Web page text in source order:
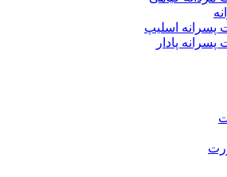
پسرانه اسلیپ
پادار